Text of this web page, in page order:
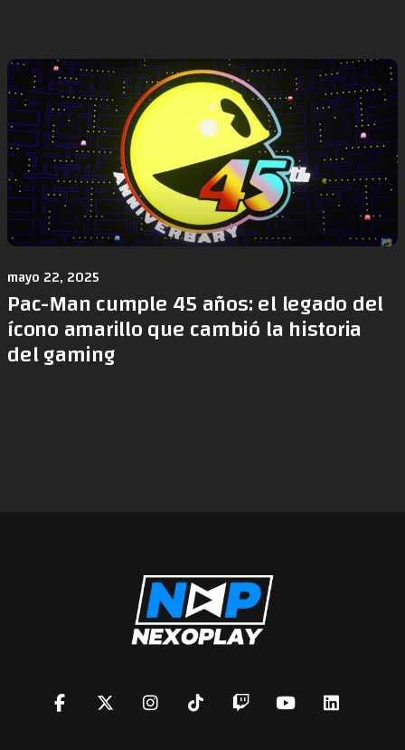
mayo 22, 2025
Pac-Man cumple 45 años: el legado del
ícono amarillo que cambió la historia
del gaming